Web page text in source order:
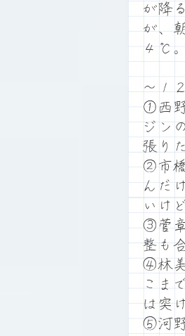
が降
が、
４℃。
～１
①西
ジン
張り
②市
んだ
いけ
③菅
整も
④林
こま
は突
⑤河